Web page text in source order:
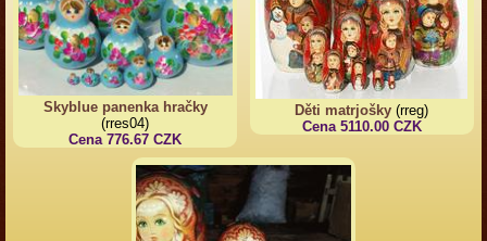
Skyblue panenka hračky
(rres04)
Cena 776.67 CZK
Děti matrjošky (rreg)
Cena 5110.00 CZK